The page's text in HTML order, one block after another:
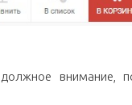
внимание,